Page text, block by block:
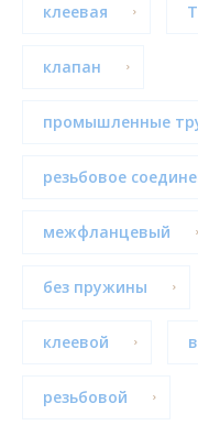
клеевая
клапан
промышленные
резьбовое
межфланцевый
без пружины
клеевой
резьбовой